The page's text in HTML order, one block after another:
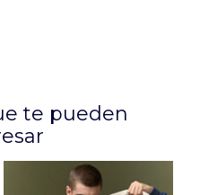
te pueden